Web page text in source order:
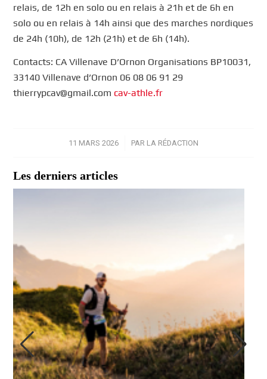
relais, de 12h en solo ou en relais à 21h et de 6h en
solo ou en relais à 14h ainsi que des marches nordiques
de 24h (10h), de 12h (21h) et de 6h (14h).
Contacts: CA Villenave D’Ornon Organisations BP10031,
33140 Villenave d’Ornon 06 08 06 91 29
thierrypcav@gmail.com cav-athle.fr
11 MARS 2026
/ PAR LA RÉDACTION
Les derniers articles